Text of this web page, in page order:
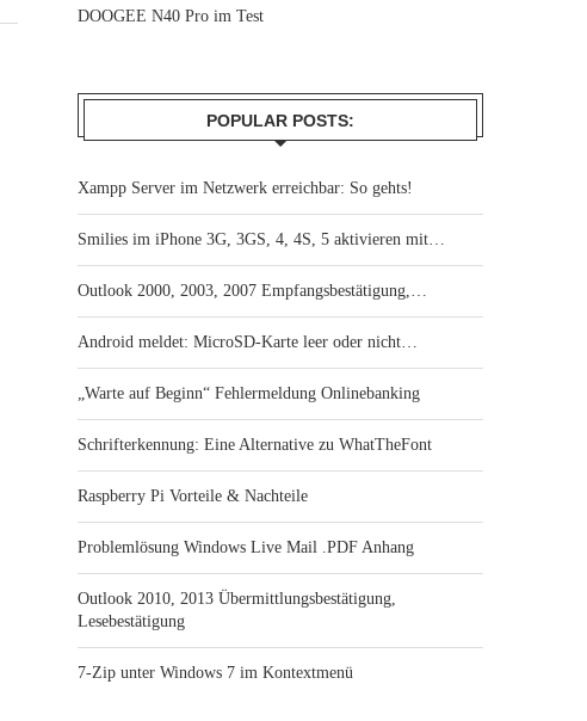
DOOGEE N40 Pro im Test
POPULAR POSTS:
Xampp Server im Netzwerk erreichbar: So gehts!
Smilies im iPhone 3G, 3GS, 4, 4S, 5 aktivieren mit…
Outlook 2000, 2003, 2007 Empfangsbestätigung,…
Android meldet: MicroSD-Karte leer oder nicht…
„Warte auf Beginn“ Fehlermeldung Onlinebanking
Schrifterkennung: Eine Alternative zu WhatTheFont
Raspberry Pi Vorteile & Nachteile
Problemlösung Windows Live Mail .PDF Anhang
Outlook 2010, 2013 Übermittlungsbestätigung,
Lesebestätigung
7-Zip unter Windows 7 im Kontextmenü